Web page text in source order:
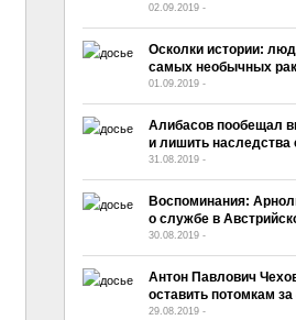
02.09.2019-
Осколки истории:
самых необычных
01.09.2019-
Алибасов пообещал
и лишить наследства
31.08.2019-
Воспоминания:
о службе в
30.08.2019-
Антон Павлович
оставить потомкам
29.08.2019-